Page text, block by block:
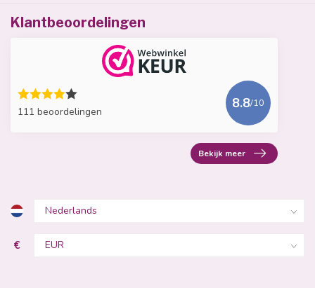
Klantbeoordelingen
111 beoordelingen
8.8/10
Bekijk meer
€